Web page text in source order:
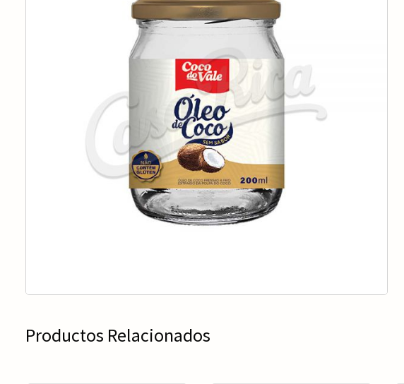
Productos Relacionados